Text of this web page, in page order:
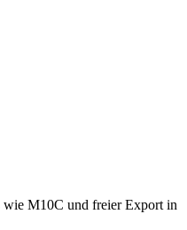
wie M10C und freier Export in